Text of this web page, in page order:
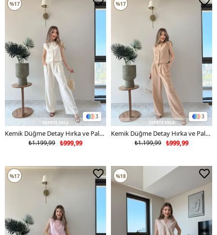
3
SEPETE EKLE
Kemik Düğme Detay Hırka ve Palazzo Pantolonlu Keten İkili Takım Taş 2266
₺999,99
₺1.199,99
%17
3
SEPETE EKLE
Kemik Düğme Detay Hırka ve Palazzo Bel Lastikli Pantolonlu Keten İkili Takım Bej 2266
₺999,99
₺1.199,99
%17
%17 %18